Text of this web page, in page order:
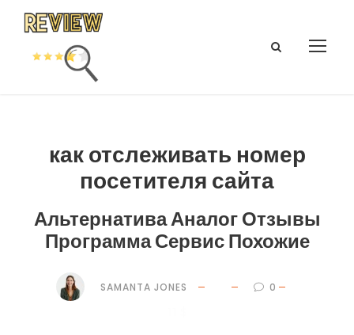
как отслеживать номер
посетителя сайта
Альтернатива Аналог Отзывы
Программа Сервис Похожие
SAMANTA JONES 0